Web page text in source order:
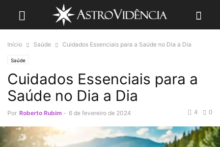
Início Saúde Cuidados Essenciais para a Saúde no Dia a Dia
Saúde
Cuidados Essenciais para a
Saúde no Dia a Dia
Por Roberto Rubim - 6 de fevereiro de 2024 0
4